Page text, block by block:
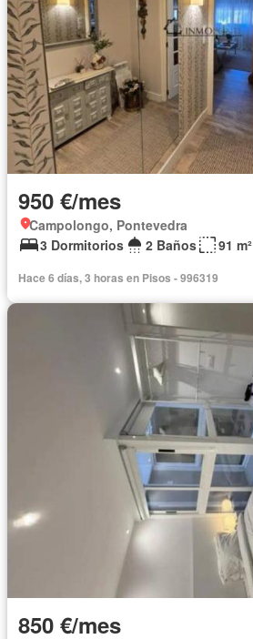
950 €/mes
Campolongo, Pontevedra
3 Dormitorios
2 Baños 91 m²
Hace 6 días, 3 horas en Pisos - 996319
850 €/mes